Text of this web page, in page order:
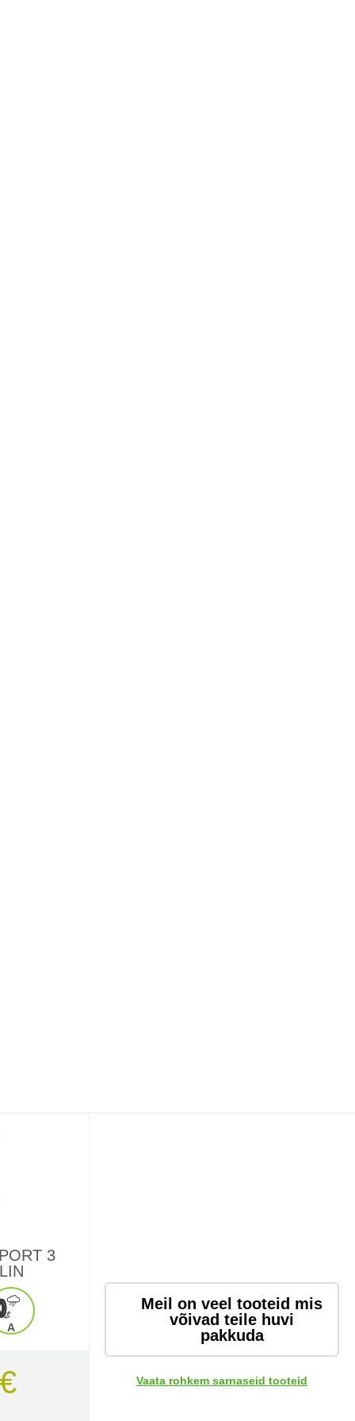
3
A
Meil on veel tooteid mis
võivad teile huvi
pakkuda
Vaata rohkem sarnaseid tooteid